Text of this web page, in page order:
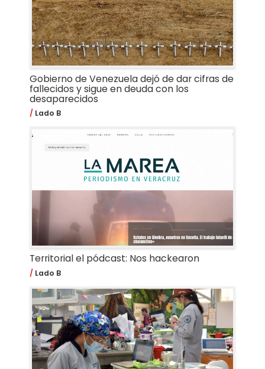
Gobierno de Venezuela dejó de dar cifras de
fallecidos y sigue en deuda con los
desaparecidos
Lado B
Territorial el pódcast: Nos hackearon
Lado B